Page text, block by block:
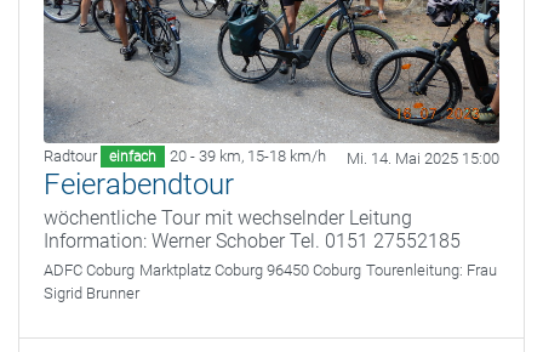
Radtour einfach 20 - 39 km, 15-18 km/h Mi. 14. Mai 2025 15:00
Feierabendtour
wöchentliche Tour mit wechselnder Leitung
Information: Werner Schober Tel. 0151 27552185
ADFC Coburg Marktplatz Coburg 96450 Coburg Tourenleitung: Frau
Sigrid Brunner